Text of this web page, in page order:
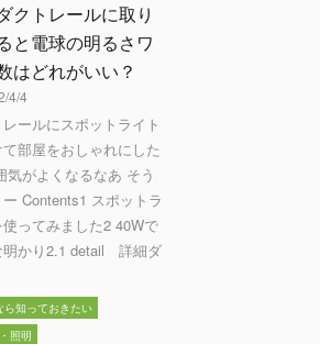
クトレールに取り
と電球の明るさワ
はどれがいい？
4/4
レールにスポットライト
部屋をおしゃれにした
気がよくなるなあ そう
Contents1 スポットラ
ってみました2 40Wで
明かり2.1 detail 詳細ダ
ら知っておきたい
照明